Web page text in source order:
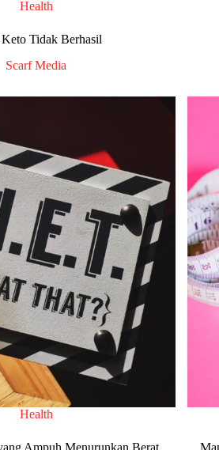
Health
Tidak Berhasil
Scarf Media
Health